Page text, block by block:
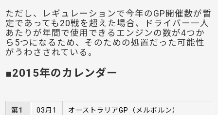
ただし、レギュレーションで今年のGP開催数が暫
定であっても20戦を超えた場合、ドライバー一人
あたりが年間で使用できるエンジンの数が4つか
ら5つになるため、そのための処置だった可能性
がうわさされている。
■2015年のカレンダー
第1
03月1
オーストラリアGP（メルボルン）